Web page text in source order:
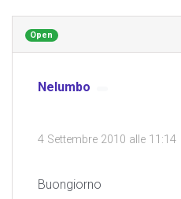
Open
Nelumbo
4 Settembre 2010 alle 11:14
Buongiorno